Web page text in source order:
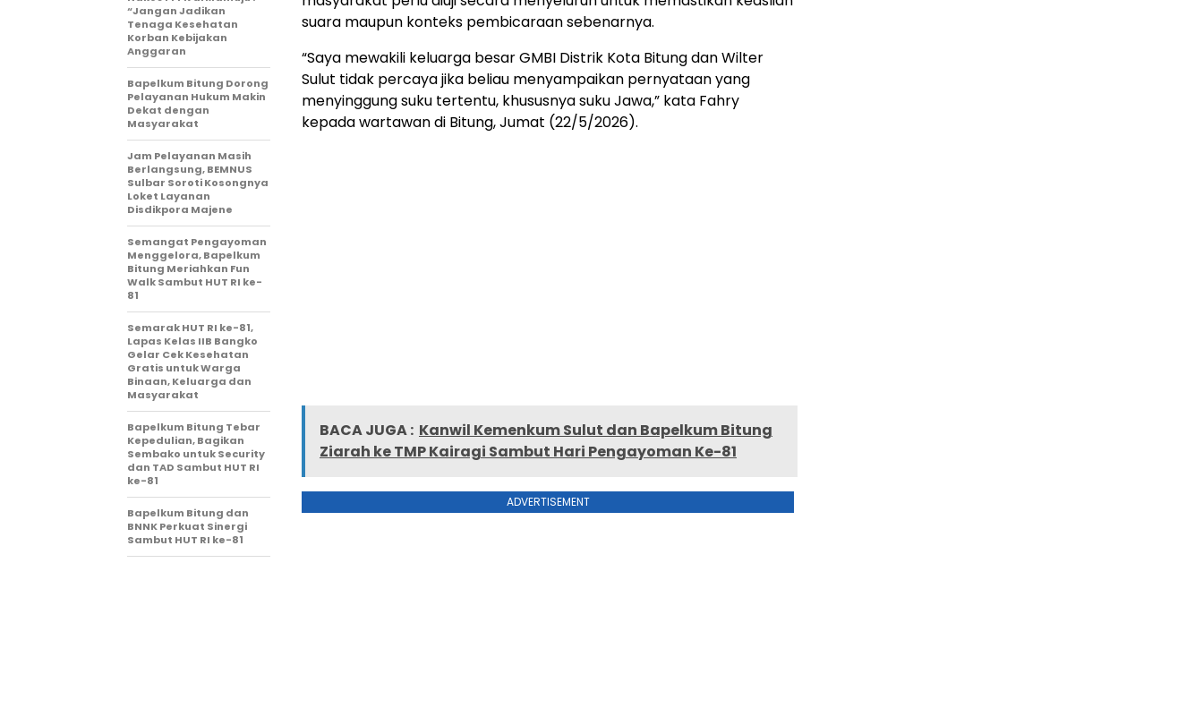
suara maupun konteks pembicaraan sebenarnya.
“Saya mewakili keluarga besar GMBI Distrik Kota Bitung dan Wilter
Sulut tidak percaya jika beliau menyampaikan pernyataan yang
menyinggung suku tertentu, khususnya suku Jawa,” kata Fahry
kepada wartawan di Bitung, Jumat (22/5/2026).
BACA JUGA : Kanwil Kemenkum Sulut dan Bapelkum Bitung
Ziarah ke TMP Kairagi Sambut Hari Pengayoman Ke-81
ADVERTISEMENT
“Jangan Jadikan
Tenaga Kesehatan
Korban Kebijakan
Anggaran
Bapelkum Bitung Dorong
Pelayanan Hukum Makin
Dekat dengan
Masyarakat
Jam Pelayanan Masih
Berlangsung, BEMNUS
Sulbar Soroti Kosongnya
Loket Layanan
Disdikpora Majene
Semangat Pengayoman
Menggelora, Bapelkum
Bitung Meriahkan Fun
Walk Sambut HUT RI ke-
81
Semarak HUT RI ke-81,
Lapas Kelas IIB Bangko
Gelar Cek Kesehatan
Gratis untuk Warga
Binaan, Keluarga dan
Masyarakat
Bapelkum Bitung Tebar
Kepedulian, Bagikan
Sembako untuk Security
dan TAD Sambut HUT RI
ke-81
Bapelkum Bitung dan
BNNK Perkuat Sinergi
Sambut HUT RI ke-81